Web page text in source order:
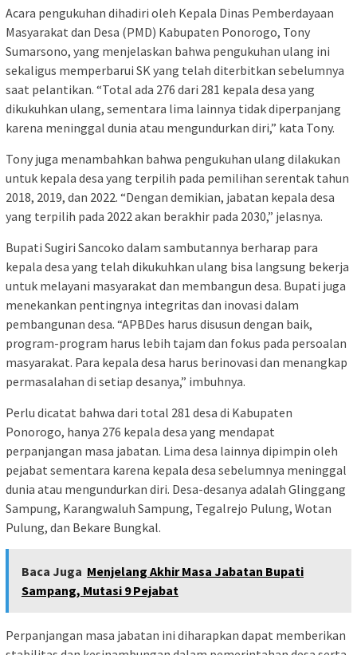
Acara pengukuhan dihadiri oleh Kepala Dinas Pemberdayaan
Masyarakat dan Desa (PMD) Kabupaten Ponorogo, Tony
Sumarsono, yang menjelaskan bahwa pengukuhan ulang ini
sekaligus memperbarui SK yang telah diterbitkan sebelumnya
saat pelantikan. “Total ada 276 dari 281 kepala desa yang
dikukuhkan ulang, sementara lima lainnya tidak diperpanjang
karena meninggal dunia atau mengundurkan diri,” kata Tony.
Tony juga menambahkan bahwa pengukuhan ulang dilakukan
untuk kepala desa yang terpilih pada pemilihan serentak tahun
2018, 2019, dan 2022. “Dengan demikian, jabatan kepala desa
yang terpilih pada 2022 akan berakhir pada 2030,” jelasnya.
Bupati Sugiri Sancoko dalam sambutannya berharap para
kepala desa yang telah dikukuhkan ulang bisa langsung bekerja
untuk melayani masyarakat dan membangun desa. Bupati juga
menekankan pentingnya integritas dan inovasi dalam
pembangunan desa. “APBDes harus disusun dengan baik,
program-program harus lebih tajam dan fokus pada persoalan
masyarakat. Para kepala desa harus berinovasi dan menangkap
permasalahan di setiap desanya,” imbuhnya.
Perlu dicatat bahwa dari total 281 desa di Kabupaten
Ponorogo, hanya 276 kepala desa yang mendapat
perpanjangan masa jabatan. Lima desa lainnya dipimpin oleh
pejabat sementara karena kepala desa sebelumnya meninggal
dunia atau mengundurkan diri. Desa-desanya adalah Glinggang
Sampung, Karangwaluh Sampung, Tegalrejo Pulung, Wotan
Pulung, dan Bekare Bungkal.
Baca Juga Menjelang Akhir Masa Jabatan Bupati
Sampang, Mutasi 9 Pejabat
Perpanjangan masa jabatan ini diharapkan dapat memberikan